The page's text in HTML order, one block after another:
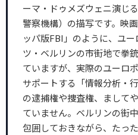
ーマ・ドゥメズウェニ演じ
警察機構）の描写です。映
ッパ版FBI」のように、ユ
ツ・ベルリンの市街地で拳
ていますが、実際のユーロ
サポートする「情報分析・
の逮捕権や捜査権、まして
ていません。ベルリンの街
包囲しておきながら、たっ